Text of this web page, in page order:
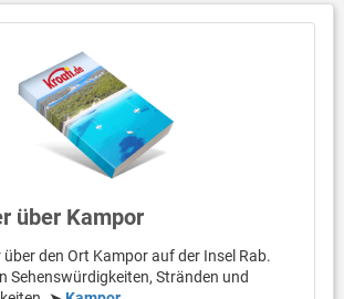
über Kampor
über den Ort Kampor auf der Insel Rab.
Sehenswürdigkeiten, Stränden und